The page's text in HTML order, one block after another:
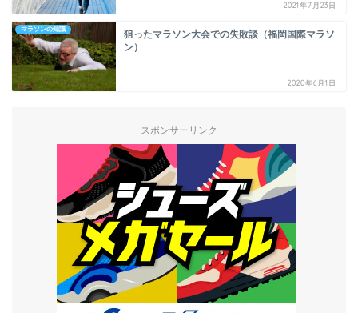
2021年7月23日
マラソンの知識
狙ったマラソン大会での失敗談（福岡国際マラソ
ン）
2020年6月1日
スポンサーリンク